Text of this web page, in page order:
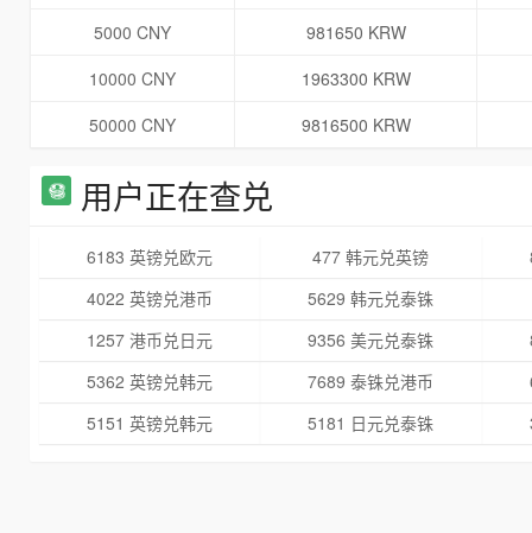
5000 CNY
981650 KRW
10000 CNY
1963300 KRW
50000 CNY
9816500 KRW
用户正在查兑
6183 英镑兑欧元 477 韩元兑英镑
4022 英镑兑港币
5629 韩元兑泰铢
1257 港币兑日元
9356 美元兑泰铢
5362 英镑兑韩元
7689 泰铢兑港币
5151 英镑兑韩元
5181 日元兑泰铢